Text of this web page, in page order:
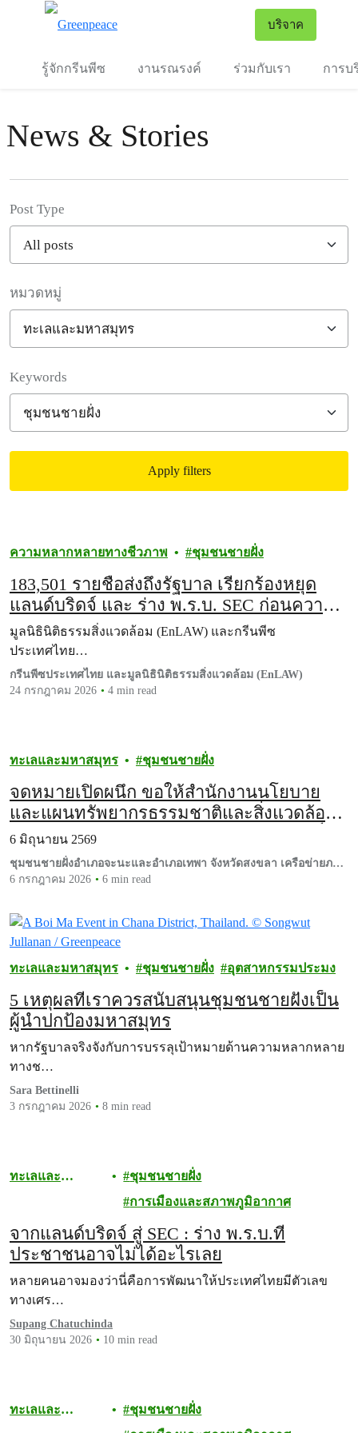
บริจาค
รู้จักกรีนพีซ งานรณรงค์ ร่วมกับเรา การบ
News & Stories
Post Type
หมวดหมู่
Keywords
Apply filters
ความหลากหลายทางชีวภาพ ชุมชนชายฝั่ง
183,501 รายชื่อส่งถึงรัฐบาล เรียกร้องหยุด
แลนด์บริดจ์ และ ร่าง พ.ร.บ. SEC ก่อนความ
สูญเสียจะไม่อาจย้อนคืน
มูลนิธินิติธรรมสิ่งแวดล้อม (EnLAW) และกรีนพีซ
ประเทศไทย…
กรีนพีซประเทศไทย และมูลนิธินิติธรรมสิ่งแวดล้อม (EnLAW)
24 กรกฎาคม 2026
4 min read
ทะเลและมหาสมุทร ชุมชนชายฝั่ง
จดหมายเปิดผนึก ขอให้สำนักงานนโยบาย
และแผนทรัพยากรธรรมชาติและสิ่งแวดล้อม
พิจารณารับรอง “เลชุมชน จะนะ-เทพา” เป็น
พื้นที่คุ้มครองความหลากหลายทางชีวภาพ
ทางทะเลชายฝั่งนอกเขตพื้นที่คุ้มครอง หรือ
6 มิถุนายน 2569
ชุมชนชายฝั่งอำเภอจะนะและอำเภอเทพา จังหวัดสงขลา เครือข่ายภาค
ประชาชนและกรีนพีซ ประเทศไทย
6 กรกฎาคม 2026 6 min read
ทะเลและมหาสมุทร ชุมชนชายฝั่ง อุตสาหกรรมประมง
5 เหตุผลที่เราควรสนับสนุนชุมชนชายฝั่งเป็น
ผู้นำปกป้องมหาสมุทร
หากรัฐบาลจริงจังกับการบรรลุเป้าหมายด้านความหลากหลาย
ทางช…
Sara Bettinelli
3 กรกฎาคม 2026
8 min read
ทะเลและ
ชุมชนชายฝั่ง
การเมืองและสภาพภูมิอากาศ
จากแลนด์บริดจ์ สู่ SEC : ร่าง พ.ร.บ.ที่
ประชาชนอาจไม่ได้อะไรเลย
หลายคนอาจมองว่านี่คือการพัฒนาให้ประเทศไทยมีตัวเลข
ทางเศร…
Supang Chatuchinda
30 มิถุนายน 2026
10 min read
ทะเลและ
ชุมชนชายฝั่ง